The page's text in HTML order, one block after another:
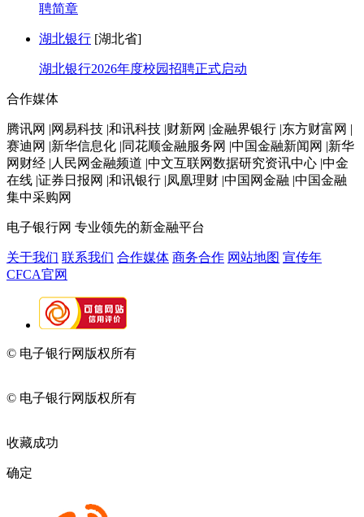
聘简章
湖北银行 [湖北省]
湖北银行2026年度校园招聘正式启动
合作媒体
腾讯网 |网易科技 |和讯科技 |财新网 |金融界银行 |东方财富网 |
赛迪网 |新华信息化 |同花顺金融服务网 |中国金融新闻网 |新华
网财经 |人民网金融频道 |中文互联网数据研究资讯中心 |中金
在线 |证券日报网 |和讯银行 |凤凰理财 |中国网金融 |中国金融
集中采购网
电子银行网 专业领先的新金融平台
关于我们 联系我们 合作媒体 商务合作 网站地图 宣传年
CFCA官网
© 电子银行网版权所有
© 电子银行网版权所有
收藏成功
确定